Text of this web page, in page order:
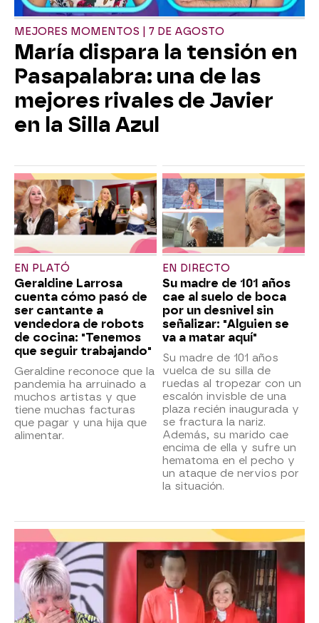
MEJORES MOMENTOS | 7 DE AGOSTO
María dispara la tensión en
Pasapalabra: una de las
mejores rivales de Javier
en la Silla Azul
EN PLATÓ
Geraldine Larrosa
cuenta cómo pasó de
ser cantante a
vendedora de robots
de cocina: "Tenemos
que seguir trabajando"
Geraldine reconoce que la
pandemia ha arruinado a
muchos artistas y que
tiene muchas facturas
que pagar y una hija que
alimentar.
EN DIRECTO
Su madre de 101 años
cae al suelo de boca
por un desnivel sin
señalizar: "Alguien se
va a matar aquí"
Su madre de 101 años
vuelca de su silla de
ruedas al tropezar con un
escalón invisble de una
plaza recién inaugurada y
se fractura la nariz.
Además, su marido cae
encima de ella y sufre un
hematoma en el pecho y
un ataque de nervios por
la situación.